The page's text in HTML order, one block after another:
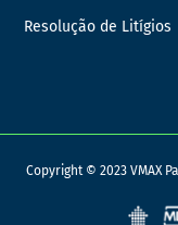
Resolução de Litígios
Copyright © 2023 VMAX